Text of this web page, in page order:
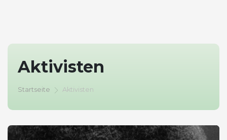
Aktivisten
Startseite Aktivisten